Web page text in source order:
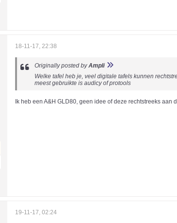
18-11-17, 22:38
Originally posted byAmpli
Welke tafel heb je, veel digitale tafels kunnen
meest gebruikte is audicy of protools
Ik heb een A&H GLD80, geen idee of deze rechtstreeks
19-11-17, 02:24